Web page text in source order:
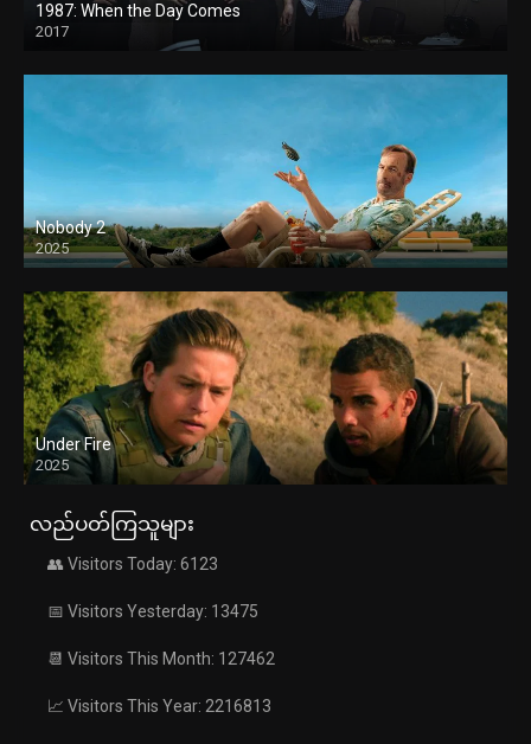
1987: When the Day Comes
2017
Nobody 2
2025
Under Fire
2025
လည်ပတ်ကြသူများ
👥 Visitors Today: 6123
📅 Visitors Yesterday: 13475
📆 Visitors This Month: 127462
📈 Visitors This Year: 2216813